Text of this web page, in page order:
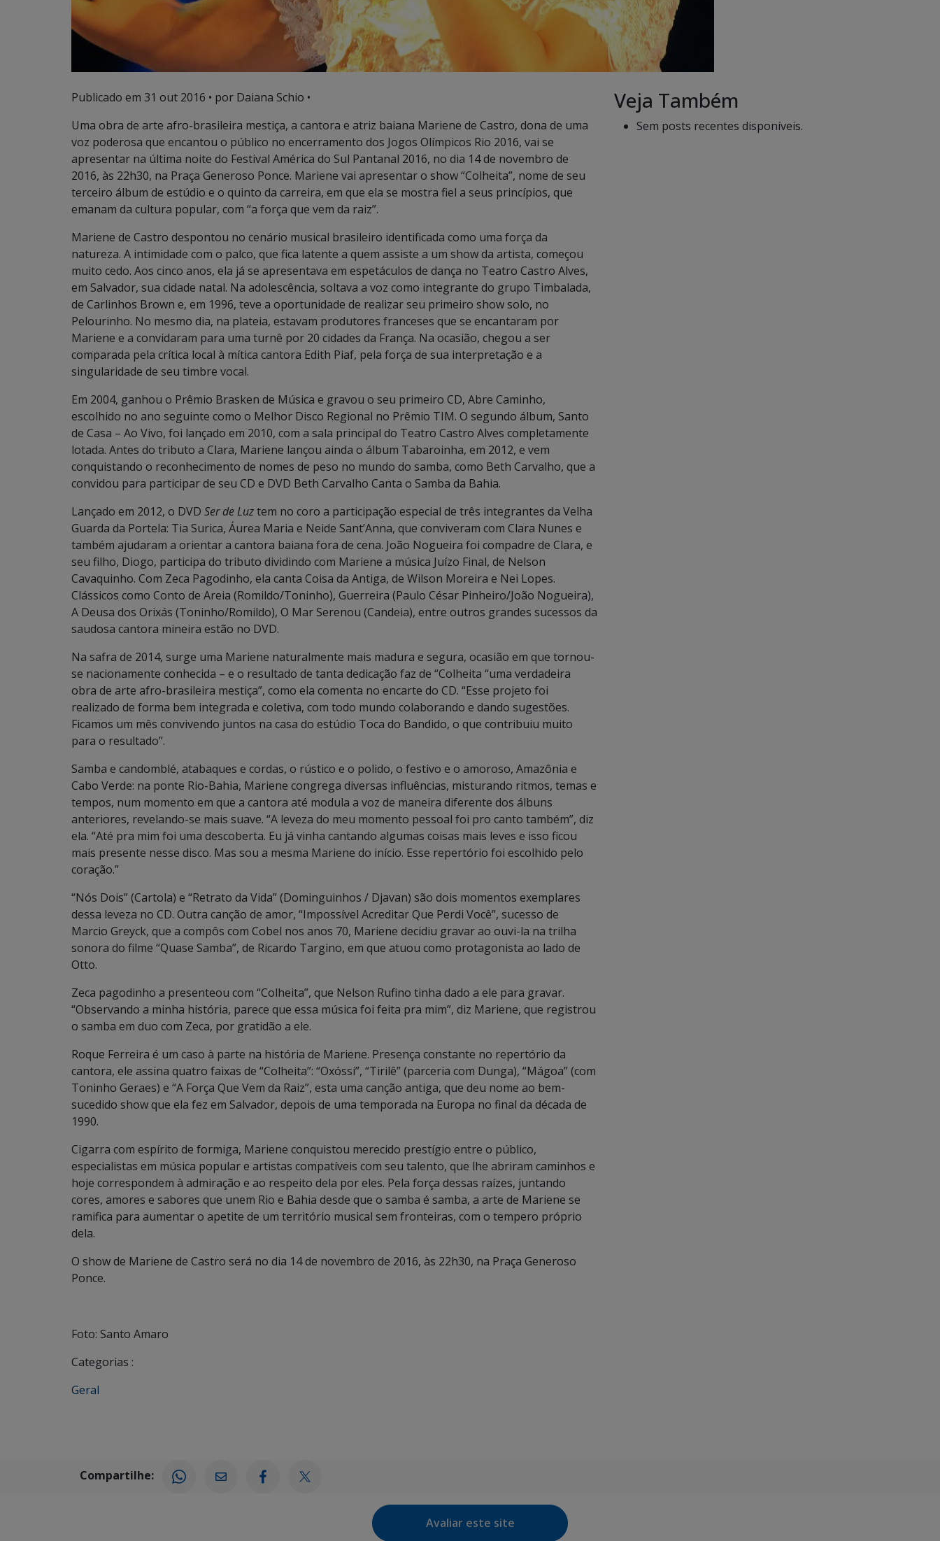
Publicado em 31 out 2016 • por Daiana Schio •
Uma obra de arte afro-brasileira mestiça, a cantora e atriz baiana Mariene de Castro, dona de uma
voz poderosa que encantou o público no encerramento dos Jogos Olímpicos Rio 2016, vai se
apresentar na última noite do Festival América do Sul Pantanal 2016, no dia 14 de novembro de
2016, às 22h30, na Praça Generoso Ponce. Mariene vai apresentar o show “Colheita”, nome de seu
terceiro álbum de estúdio e o quinto da carreira, em que ela se mostra fiel a seus princípios, que
emanam da cultura popular, com “a força que vem da raiz”.
Mariene de Castro despontou no cenário musical brasileiro identificada como uma força da
natureza. A intimidade com o palco, que fica latente a quem assiste a um show da artista, começou
muito cedo. Aos cinco anos, ela já se apresentava em espetáculos de dança no Teatro Castro Alves,
em Salvador, sua cidade natal. Na adolescência, soltava a voz como integrante do grupo Timbalada,
de Carlinhos Brown e, em 1996, teve a oportunidade de realizar seu primeiro show solo, no
Pelourinho. No mesmo dia, na plateia, estavam produtores franceses que se encantaram por
Mariene e a convidaram para uma turnê por 20 cidades da França. Na ocasião, chegou a ser
comparada pela crítica local à mítica cantora Edith Piaf, pela força de sua interpretação e a
singularidade de seu timbre vocal.
Em 2004, ganhou o Prêmio Brasken de Música e gravou o seu primeiro CD, Abre Caminho,
escolhido no ano seguinte como o Melhor Disco Regional no Prêmio TIM. O segundo álbum, Santo
de Casa – Ao Vivo, foi lançado em 2010, com a sala principal do Teatro Castro Alves completamente
lotada. Antes do tributo a Clara, Mariene lançou ainda o álbum Tabaroinha, em 2012, e vem
conquistando o reconhecimento de nomes de peso no mundo do samba, como Beth Carvalho, que a
convidou para participar de seu CD e DVD Beth Carvalho Canta o Samba da Bahia.
Lançado em 2012, o DVD Ser de Luztem no coro a participação especial de três integrantes da Velha
Guarda da Portela: Tia Surica, Áurea Maria e Neide Sant’Anna, que conviveram com Clara Nunes e
também ajudaram a orientar a cantora baiana fora de cena. João Nogueira foi compadre de Clara, e
seu filho, Diogo, participa do tributo dividindo com Mariene a música Juízo Final, de Nelson
Cavaquinho. Com Zeca Pagodinho, ela canta Coisa da Antiga, de Wilson Moreira e Nei Lopes.
Clássicos como Conto de Areia (Romildo/Toninho), Guerreira (Paulo César Pinheiro/João Nogueira),
A Deusa dos Orixás (Toninho/Romildo), O Mar Serenou (Candeia), entre outros grandes sucessos da
saudosa cantora mineira estão no DVD.
Na safra de 2014, surge uma Mariene naturalmente mais madura e segura, ocasião em que tornou-
se nacionamente conhecida – e o resultado de tanta dedicação faz de “Colheita “uma verdadeira
obra de arte afro-brasileira mestiça”, como ela comenta no encarte do CD. “Esse projeto foi
realizado de forma bem integrada e coletiva, com todo mundo colaborando e dando sugestões.
Ficamos um mês convivendo juntos na casa do estúdio Toca do Bandido, o que contribuiu muito
para o resultado”.
Samba e candomblé, atabaques e cordas, o rústico e o polido, o festivo e o amoroso, Amazônia e
Cabo Verde: na ponte Rio-Bahia, Mariene congrega diversas influências, misturando ritmos, temas e
tempos, num momento em que a cantora até modula a voz de maneira diferente dos álbuns
anteriores, revelando-se mais suave. “A leveza do meu momento pessoal foi pro canto também”, diz
ela. “Até pra mim foi uma descoberta. Eu já vinha cantando algumas coisas mais leves e isso ficou
mais presente nesse disco. Mas sou a mesma Mariene do início. Esse repertório foi escolhido pelo
coração.”
“Nós Dois” (Cartola) e “Retrato da Vida” (Dominguinhos / Djavan) são dois momentos exemplares
dessa leveza no CD. Outra canção de amor, “Impossível Acreditar Que Perdi Você”, sucesso de
Marcio Greyck, que a compôs com Cobel nos anos 70, Mariene decidiu gravar ao ouvi-la na trilha
sonora do filme “Quase Samba”, de Ricardo Targino, em que atuou como protagonista ao lado de
Otto.
Zeca pagodinho a presenteou com “Colheita”, que Nelson Rufino tinha dado a ele para gravar.
“Observando a minha história, parece que essa música foi feita pra mim”, diz Mariene, que registrou
o samba em duo com Zeca, por gratidão a ele.
Roque Ferreira é um caso à parte na história de Mariene. Presença constante no repertório da
cantora, ele assina quatro faixas de “Colheita”: “Oxóssi”, “Tirilê” (parceria com Dunga), “Mágoa” (com
Toninho Geraes) e “A Força Que Vem da Raiz”, esta uma canção antiga, que deu nome ao bem-
sucedido show que ela fez em Salvador, depois de uma temporada na Europa no final da década de
1990.
Cigarra com espírito de formiga, Mariene conquistou merecido prestígio entre o público,
especialistas em música popular e artistas compatíveis com seu talento, que lhe abriram caminhos e
hoje correspondem à admiração e ao respeito dela por eles. Pela força dessas raízes, juntando
cores, amores e sabores que unem Rio e Bahia desde que o samba é samba, a arte de Mariene se
ramifica para aumentar o apetite de um território musical sem fronteiras, com o tempero próprio
dela.
O show de Mariene de Castro será no dia 14 de novembro de 2016, às 22h30, na Praça Generoso
Ponce.
Foto: Santo Amaro
Categorias :
Geral
Veja Também
Sem posts recentes disponíveis.
Compartilhe:
Avaliar este site